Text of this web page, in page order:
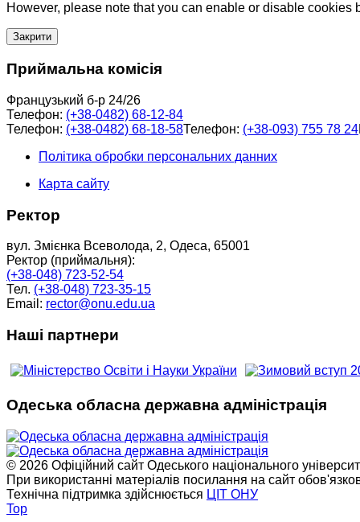
However, please note that you can enable or disable cookies
Закрити
Приймальна комісія
Французький б-р 24/26
Телефон: (+38-0482) 68-12-84
Телефон: (+38-0482) 68-18-58Телефон: (+38-093) 755 78 24
Політика обробки персональних данних
Карта сайту
Ректор
вул. Змієнка Всеволода, 2, Одеса, 65001
Ректор (приймальня):
(+38-048) 723-52-54
Тел. (+38-048) 723-35-15
Email: rector@onu.edu.ua
Наші партнери
Одеська обласна державна адміністрація
© 2026 Офіційний сайт Одеського національного
При використанні матеріалів посилання на сайт
Технічна підтримка здійснюється ЦІТ ОНУ
Top